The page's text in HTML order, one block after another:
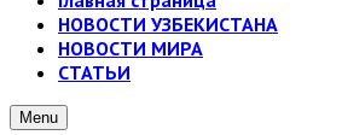
НОВОСТИ УЗБЕКИСТАНА
НОВОСТИ МИРА
СТАТЬИ
Menu